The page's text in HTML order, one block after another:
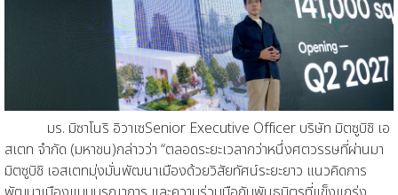
มร. มิซาโนริ อิวาเซSenior Executive Officer บริษัท มิตซูบิชิ เอ
สเตท จำกัด (มหาชน)กล่าวว่า “ตลอดระยะเวลากว่าหนึ่งศตวรรษที่ผ่านมา
มิตซูบิชิ เอสเตทมุ่งมั่นพัฒนาเมืองด้วยวิสัยทัศน์ระยะยาว แนวคิดการ